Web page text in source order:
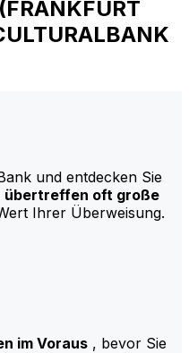
und entdecken Sie
übertreffen oft große
Ihrer Überweisung.
im Voraus , bevor Sie